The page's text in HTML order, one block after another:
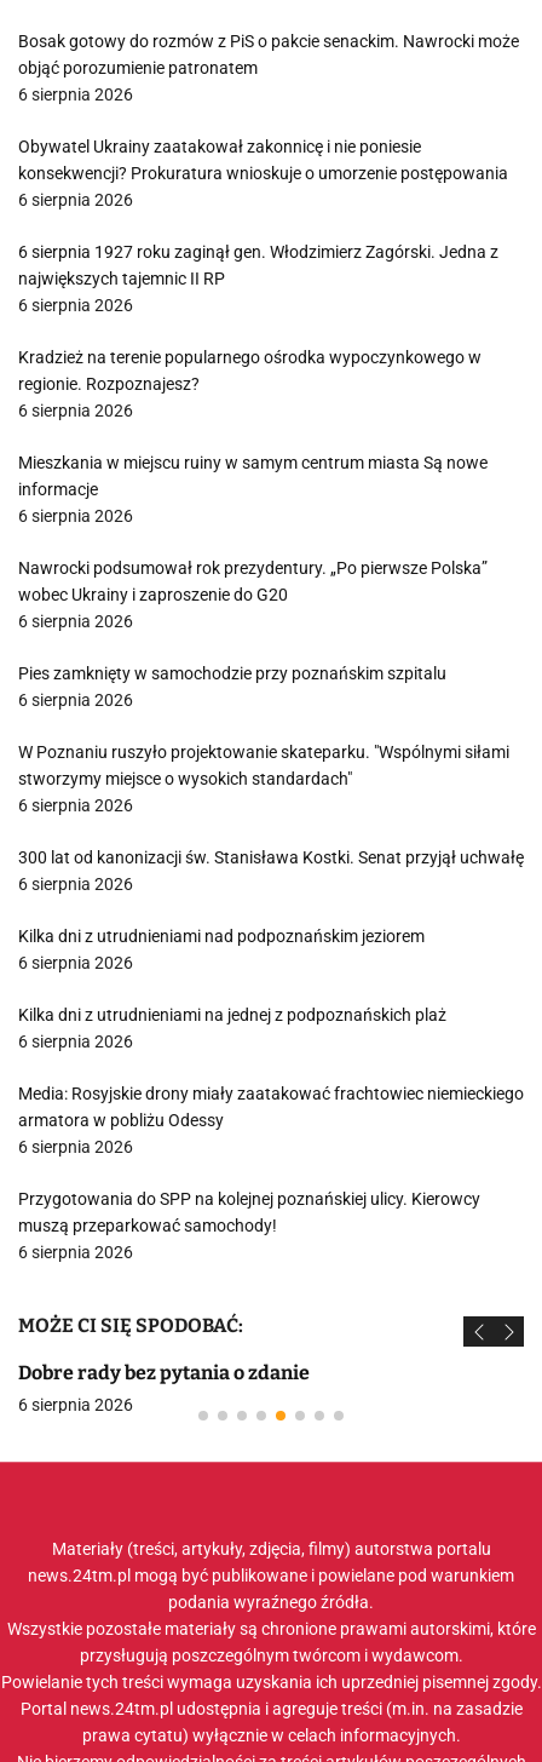
Bosak gotowy do rozmów z PiS o pakcie senackim. Nawrocki może
objąć porozumienie patronatem
6 sierpnia 2026
Obywatel Ukrainy zaatakował zakonnicę i nie poniesie
konsekwencji? Prokuratura wnioskuje o umorzenie postępowania
6 sierpnia 2026
6 sierpnia 1927 roku zaginął gen. Włodzimierz Zagórski. Jedna z
największych tajemnic II RP
6 sierpnia 2026
Kradzież na terenie popularnego ośrodka wypoczynkowego w
regionie. Rozpoznajesz?
6 sierpnia 2026
Mieszkania w miejscu ruiny w samym centrum miasta Są nowe
informacje
6 sierpnia 2026
Nawrocki podsumował rok prezydentury. „Po pierwsze Polska”
wobec Ukrainy i zaproszenie do G20
6 sierpnia 2026
Pies zamknięty w samochodzie przy poznańskim szpitalu
6 sierpnia 2026
W Poznaniu ruszyło projektowanie skateparku. "Wspólnymi siłami
stworzymy miejsce o wysokich standardach"
6 sierpnia 2026
300 lat od kanonizacji św. Stanisława Kostki. Senat przyjął uchwałę
6 sierpnia 2026
Kilka dni z utrudnieniami nad podpoznańskim jeziorem
6 sierpnia 2026
Kilka dni z utrudnieniami na jednej z podpoznańskich plaż
6 sierpnia 2026
Media: Rosyjskie drony miały zaatakować frachtowiec niemieckiego
armatora w pobliżu Odessy
6 sierpnia 2026
Przygotowania do SPP na kolejnej poznańskiej ulicy. Kierowcy
muszą przeparkować samochody!
6 sierpnia 2026
MOŻE CI SIĘ SPODOBAĆ:
Dobre rady bez pytania o zdanie
6 sierpnia 2026
Materiały (treści, artykuły, zdjęcia, filmy) autorstwa portalu
news.24tm.pl mogą być publikowane i powielane pod warunkiem
podania wyraźnego źródła.
Wszystkie pozostałe materiały są chronione prawami autorskimi, które
przysługują poszczególnym twórcom i wydawcom.
Powielanie tych treści wymaga uzyskania ich uprzedniej pisemnej zgody.
Portal news.24tm.pl udostępnia i agreguje treści (m.in. na zasadzie
prawa cytatu) wyłącznie w celach informacyjnych.